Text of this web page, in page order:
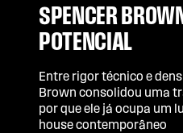
SPENCER
POTENCIAL
Entre rigor técnico e
Brown consolidou uma
por que ele já ocupa um
house contemporâneo